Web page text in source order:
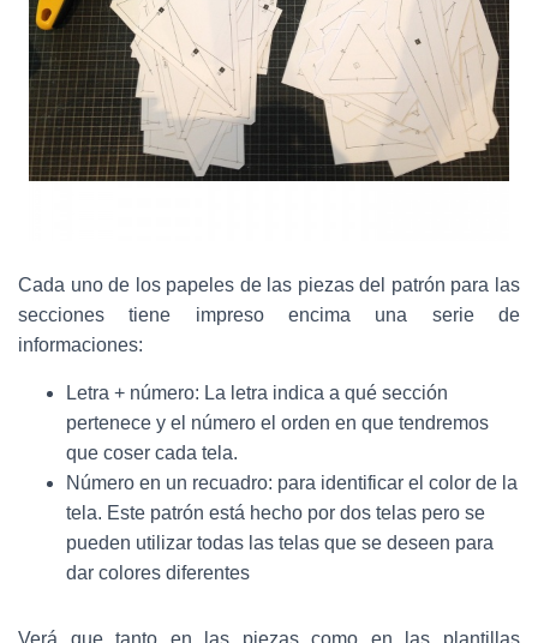
Cada uno de los papeles de las piezas del patrón para las
secciones tiene impreso encima una serie de
informaciones:
Letra + número: La letra indica a qué sección
pertenece y el número el orden en que tendremos
que coser cada tela.
Número en un recuadro: para identificar el color de la
tela. Este patrón está hecho por dos telas pero se
pueden utilizar todas las telas que se deseen para
dar colores diferentes
Verá que tanto en las piezas como en las plantillas